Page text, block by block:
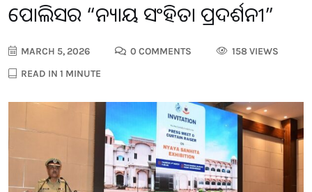
ପୋଲିସର “ନ୍ୟାୟ ସଂହିତା ପ୍ରଦର୍ଶନୀ”
MARCH 5, 2026 0 COMMENTS
158 VIEWS
READ IN 1 MINUTE